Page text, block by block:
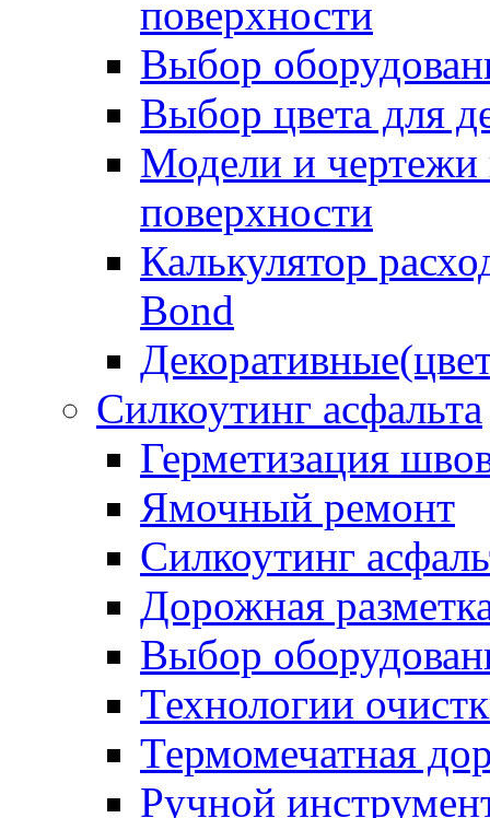
поверхности
Выбор
Выбор цвета для
Модели и чертежи
поверхности
Калькулятор
Bond
Силкоутинг асфальта
Герметизация
Ямочный ремонт
Силкоутинг
Дорожная
Выбор
Технологии
Термомечатная
Ручной